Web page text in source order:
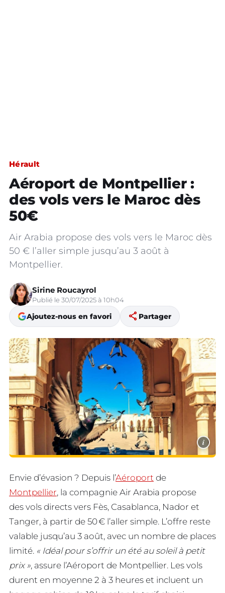
Hérault
Aéroport de Montpellier :
des vols vers le Maroc dès
50€
Air Arabia propose des vols vers le Maroc dès
50 € l’aller simple jusqu’au 3 août à
Montpellier.
Sirine Roucayrol
Publié le 30/07/2025 à 10h04
Ajoutez-nous en favori share Partager
i
Envie d’évasion ? Depuis l’Aéroport de
Montpellier, la compagnie Air Arabia propose
des vols directs vers Fès, Casablanca, Nador et
Tanger, à partir de 50 € l’aller simple. L’offre reste
valable jusqu’au 3 août, avec un nombre de places
limité. « Idéal pour s’offrir un été au soleil à petit
prix », assure l’Aéroport de Montpellier. Les vols
durent en moyenne 2 à 3 heures et incluent un